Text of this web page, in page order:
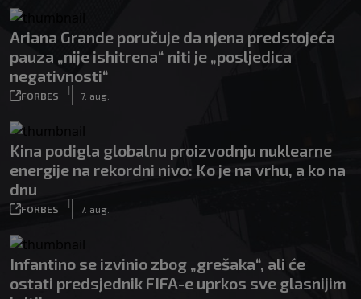
Ariana Grande poručuje da njena predstojeća
pauza „nije ishitrena“ niti je „posljedica
negativnosti“
FORBES
|
7. aug.
Kina podigla globalnu proizvodnju nuklearne
energije na rekordni nivo: Ko je na vrhu, a ko na
dnu
FORBES
|
7. aug.
Infantino se izvinio zbog „grešaka“, ali će
ostati predsjednik FIFA-e uprkos sve glasnijim